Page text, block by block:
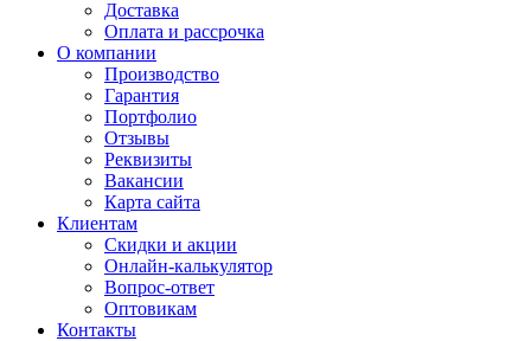
Доставка
Оплата и рассрочка
О компании
Производство
Гарантия
Портфолио
Отзывы
Реквизиты
Вакансии
Карта сайта
Клиентам
Скидки и акции
Онлайн-калькулятор
Вопрос-ответ
Оптовикам
Контакты